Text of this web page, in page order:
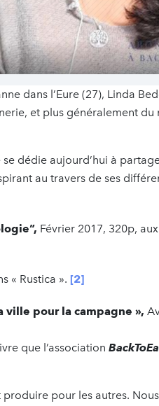
dans l’Eure (27), Linda
et plus généralement du
dédie aujourd’hui à
au travers de ses
Février 2017, 320p,
« Rustica ». [2]
pour la campagne »,
que l’association
pour les autres.